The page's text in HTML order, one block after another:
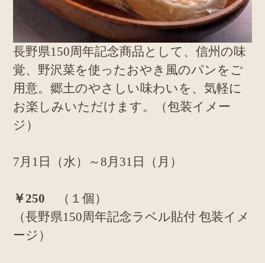
長野県150周年記念商品として、信州の味
覚、野沢菜を使ったおやき風のパンをご
用意。郷土のやさしい味わいを、気軽に
お楽しみいただけます。（包装イメー
ジ）
7月1日（水）～8月31日（月）
￥250
（１個）
（長野県150周年記念ラベル貼付 包装イメ
ージ）